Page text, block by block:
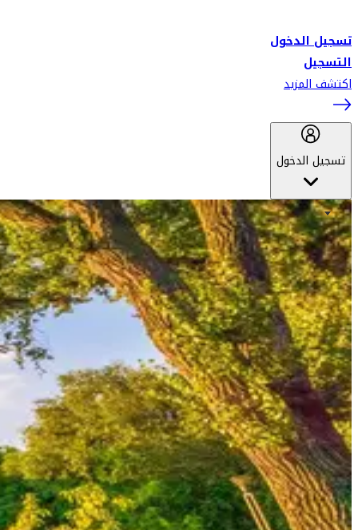
تسجيل الدخول
التسجيل
اكتشف المزيد
تسجيل الدخول